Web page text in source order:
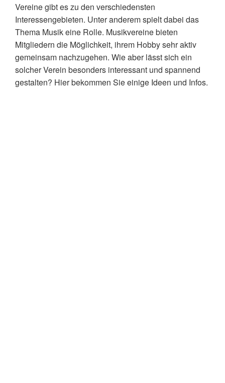
Eine Musikrichtung oder Flexibilität?
Mehrwert für die Mitglieder in Form von Infos
Vorträge von spannenden Persönlichkeiten
Infoabende zum Thema Instrumente innerhalb des
Vereins
Vereine gibt es zu den verschiedensten
Interessengebieten. Unter anderem spielt dabei das
Thema Musik eine Rolle. Musikvereine bieten
Mitgliedern die Möglichkeit, ihrem Hobby sehr aktiv
gemeinsam nachzugehen. Wie aber lässt sich ein
solcher Verein besonders interessant und spannend
gestalten? Hier bekommen Sie einige Ideen und Infos.